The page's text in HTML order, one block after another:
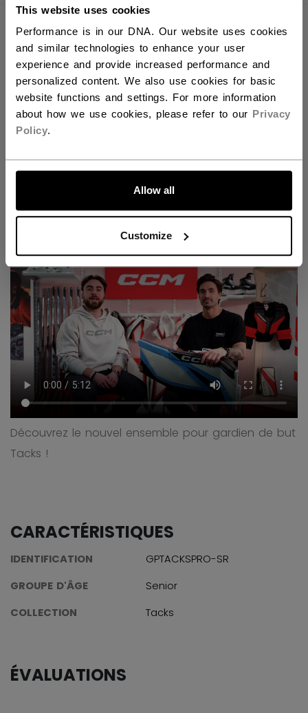
This website uses cookies
Performance is in our DNA. Our website uses cookies
and similar technologies to enhance your user
experience and provide increased performance and
personalized content. We also use cookies for basic
website functions and settings. For more information
about how we use cookies, please refer to our Privacy
Policy.
Allow all
Customize
ALLONS-Y !
Découvrez la nouvelle gamme Tacks pour gardiens
de but !
Découvrez le nouvel ensemble pour gardien de but
Tacks !
CARACTÉRISTIQUES
IDENTIFICATION
GPTACKSPRO-SR
GROUPE D'ÂGE
Senior
COLLECTION
Tacks
ÉVALUATIONS